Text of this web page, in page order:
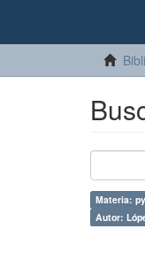
Materia:
Autor: